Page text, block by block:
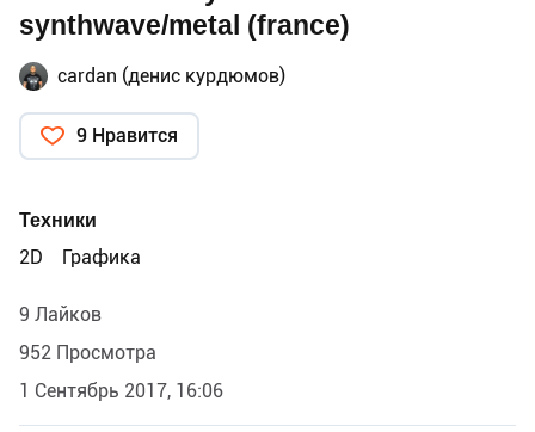
synthwave/metal (france)
cardan (денис курдюмов)
9 Нравится
Техники
2D
Графика
9 Лайков
952 Просмотра
1 Сентябрь 2017, 16:06